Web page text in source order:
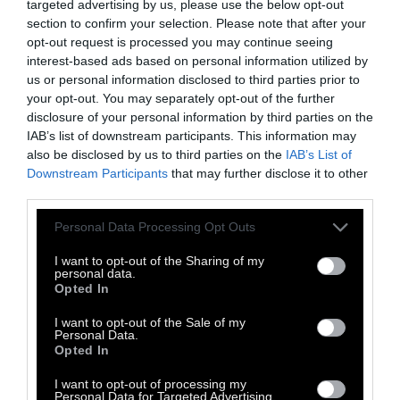
targeted advertising by us, please use the below opt-out
section to confirm your selection. Please note that after your
opt-out request is processed you may continue seeing
interest-based ads based on personal information utilized by
us or personal information disclosed to third parties prior to
your opt-out. You may separately opt-out of the further
disclosure of your personal information by third parties on the
IAB’s list of downstream participants. This information may
also be disclosed by us to third parties on the IAB’s List of
Downstream Participants that may further disclose it to other
Personal Data Processing Opt Outs
I want to opt-out of the Sharing of my
personal data.
Opted In
I want to opt-out of the Sale of my
Personal Data.
Opted In
I want to opt-out of processing my
Personal Data for Targeted Advertising.
έως τις 5 Απριλίου, ο κινηματογράφος
Δαναός φιλοξενεί ένα τριήμερο δωρεάν
προβολών με τιςπέντε αξιόλογες
υποψήφιες ταινίεςγια το Βραβείο Κοινού
LUX 2026, δίνοντας στο κοινό την ευκαιρία να
τις παρακολουθήσει και να ψηφίσει την
αγαπημένη του. Θα προβληθούν 4 ταινίες
που έχουν ήδη διανεμηθεί στη χώρα μας:
ΣυναισθηματικήΑξία (βραβευμένη με
Ένα Απλό Ατύχημα
(Χρυσός Φοίνικας
Καννών), Για τον Κρίστι
Love Me Tenderτης Ανα Καζνάβ Καμπέ από
τη Γαλλία. Η πρωτοβουλία διοργανώνεται